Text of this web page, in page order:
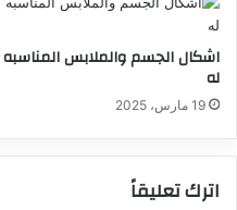
اشكال الجسم والملابس المناسبه
له
19 مارس، 2025
اترك تعليقاً